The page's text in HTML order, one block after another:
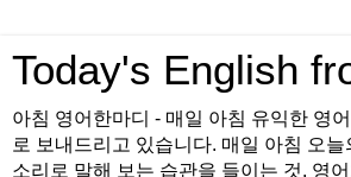
Today's English
아침 영어한마디 - 매일 아침 유익한 영
로 보내드리고 있습니다. 매일 아침 오
소리로 말해 보는 습관을 들이는 것, 영